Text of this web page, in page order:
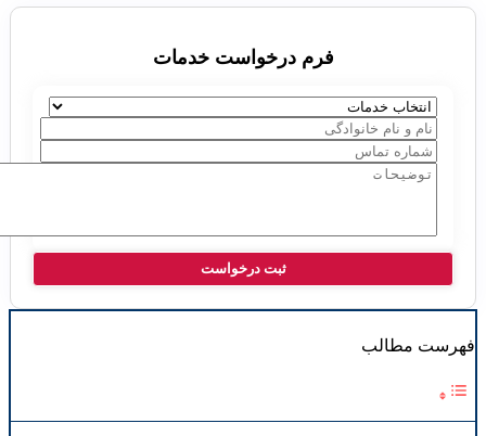
فرم درخواست خدمات
فهرست مطالب